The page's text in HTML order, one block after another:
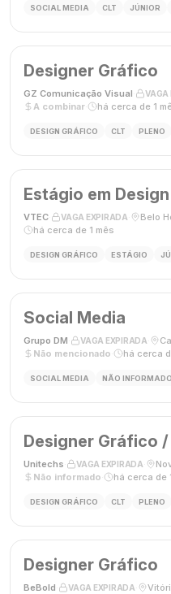
SOCIAL MEDIA CLT JÚNIOR
Designer Gráfico
GZ Comunicação Visual VAGA
A combinar
há cerca de 1
DESIGN GRÁFICO CLT PLENO
Estágio em
VTEC VAGA EXPIRADA
há cerca de 1 mês
DESIGN GRÁFICO ESTÁGIO
Social Media
Grupo DM VAGA EXPIRADA
Não mencionado
há cerca
SOCIAL MEDIA NÃO INFORMADO
Designer Gráfico
Unitechs VAGA EXPIRADA
Não informado
há cerca de
DESIGN GRÁFICO CLT PLENO
Designer Gráfico
BeBold VAGA EXPIRADA